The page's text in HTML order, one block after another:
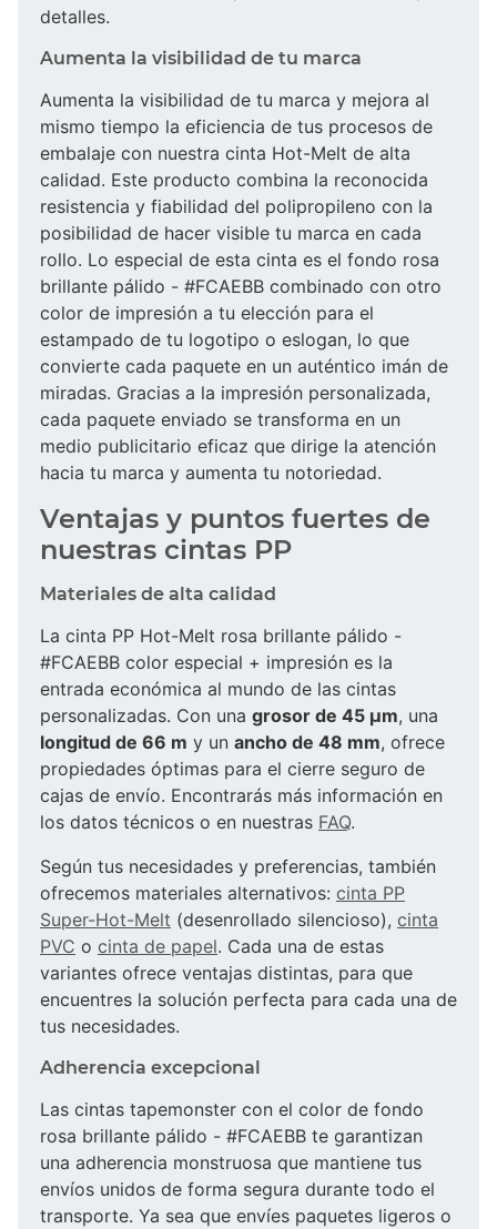
detalles.
Aumenta la visibilidad de tu marca
Aumenta la visibilidad de tu marca y mejora al
mismo tiempo la eficiencia de tus procesos de
embalaje con nuestra cinta Hot-Melt de alta
calidad. Este producto combina la reconocida
resistencia y fiabilidad del polipropileno con la
posibilidad de hacer visible tu marca en cada
rollo. Lo especial de esta cinta es el fondo rosa
brillante pálido - #FCAEBB combinado con otro
color de impresión a tu elección para el
estampado de tu logotipo o eslogan, lo que
convierte cada paquete en un auténtico imán de
miradas. Gracias a la impresión personalizada,
cada paquete enviado se transforma en un
medio publicitario eficaz que dirige la atención
hacia tu marca y aumenta tu notoriedad.
Ventajas y puntos fuertes de
nuestras cintas PP
Materiales de alta calidad
La cinta PP Hot-Melt rosa brillante pálido -
#FCAEBB color especial + impresión es la
entrada económica al mundo de las cintas
personalizadas. Con una grosor de 45 µm, una
longitud de 66 m y un ancho de 48 mm, ofrece
propiedades óptimas para el cierre seguro de
cajas de envío. Encontrarás más información en
los datos técnicos o en nuestras FAQ.
Según tus necesidades y preferencias, también
ofrecemos materiales alternativos: cinta PP
Super-Hot-Melt (desenrollado silencioso), cinta
PVC o cinta de papel. Cada una de estas
variantes ofrece ventajas distintas, para que
encuentres la solución perfecta para cada una de
tus necesidades.
Adherencia excepcional
Las cintas tapemonster con el color de fondo
rosa brillante pálido - #FCAEBB te garantizan
una adherencia monstruosa que mantiene tus
envíos unidos de forma segura durante todo el
transporte. Ya sea que envíes paquetes ligeros o